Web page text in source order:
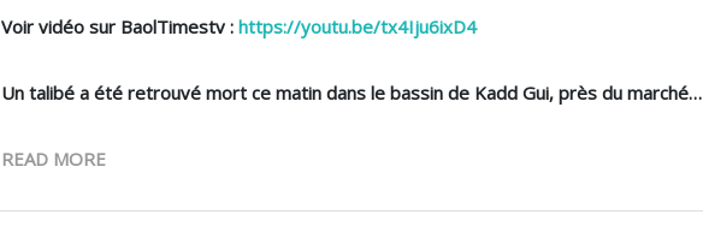
Voir vidéo sur BaolTimestv : https://youtu.be/tx4Iju6ixD4
Un talibé a été retrouvé mort ce matin dans le bassin de Kadd Gui, près du marché…
READ MORE